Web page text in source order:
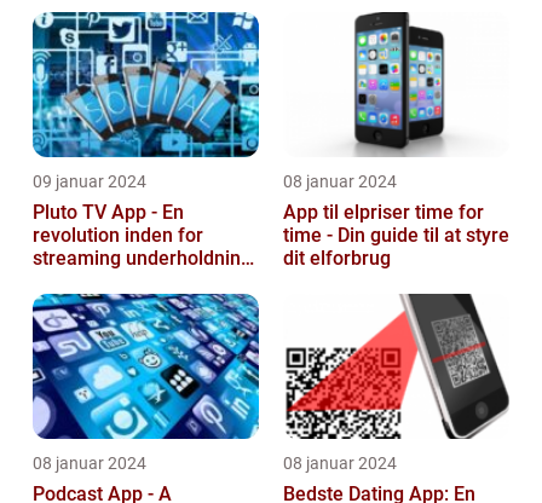
09 januar 2024
Pluto TV App - En
revolution inden for
streaming underholdning
08 januar 2024
App til elpriser time for
time - Din guide til at styre
dit elforbrug
08 januar 2024
Podcast App - A
08 januar 2024
Bedste Dating App: En